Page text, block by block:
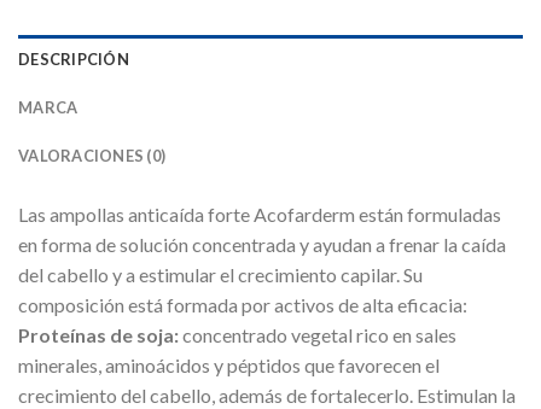
DESCRIPCIÓN
MARCA
VALORACIONES (0)
Las ampollas anticaída forte Acofarderm están formuladas
en forma de solución concentrada y ayudan a frenar la caída
del cabello y a estimular el crecimiento capilar. Su
composición está formada por activos de alta eficacia:
Proteínas de soja:concentrado vegetal rico en sales
minerales, aminoácidos y péptidos que favorecen el
crecimiento del cabello, además de fortalecerlo. Estimulan la